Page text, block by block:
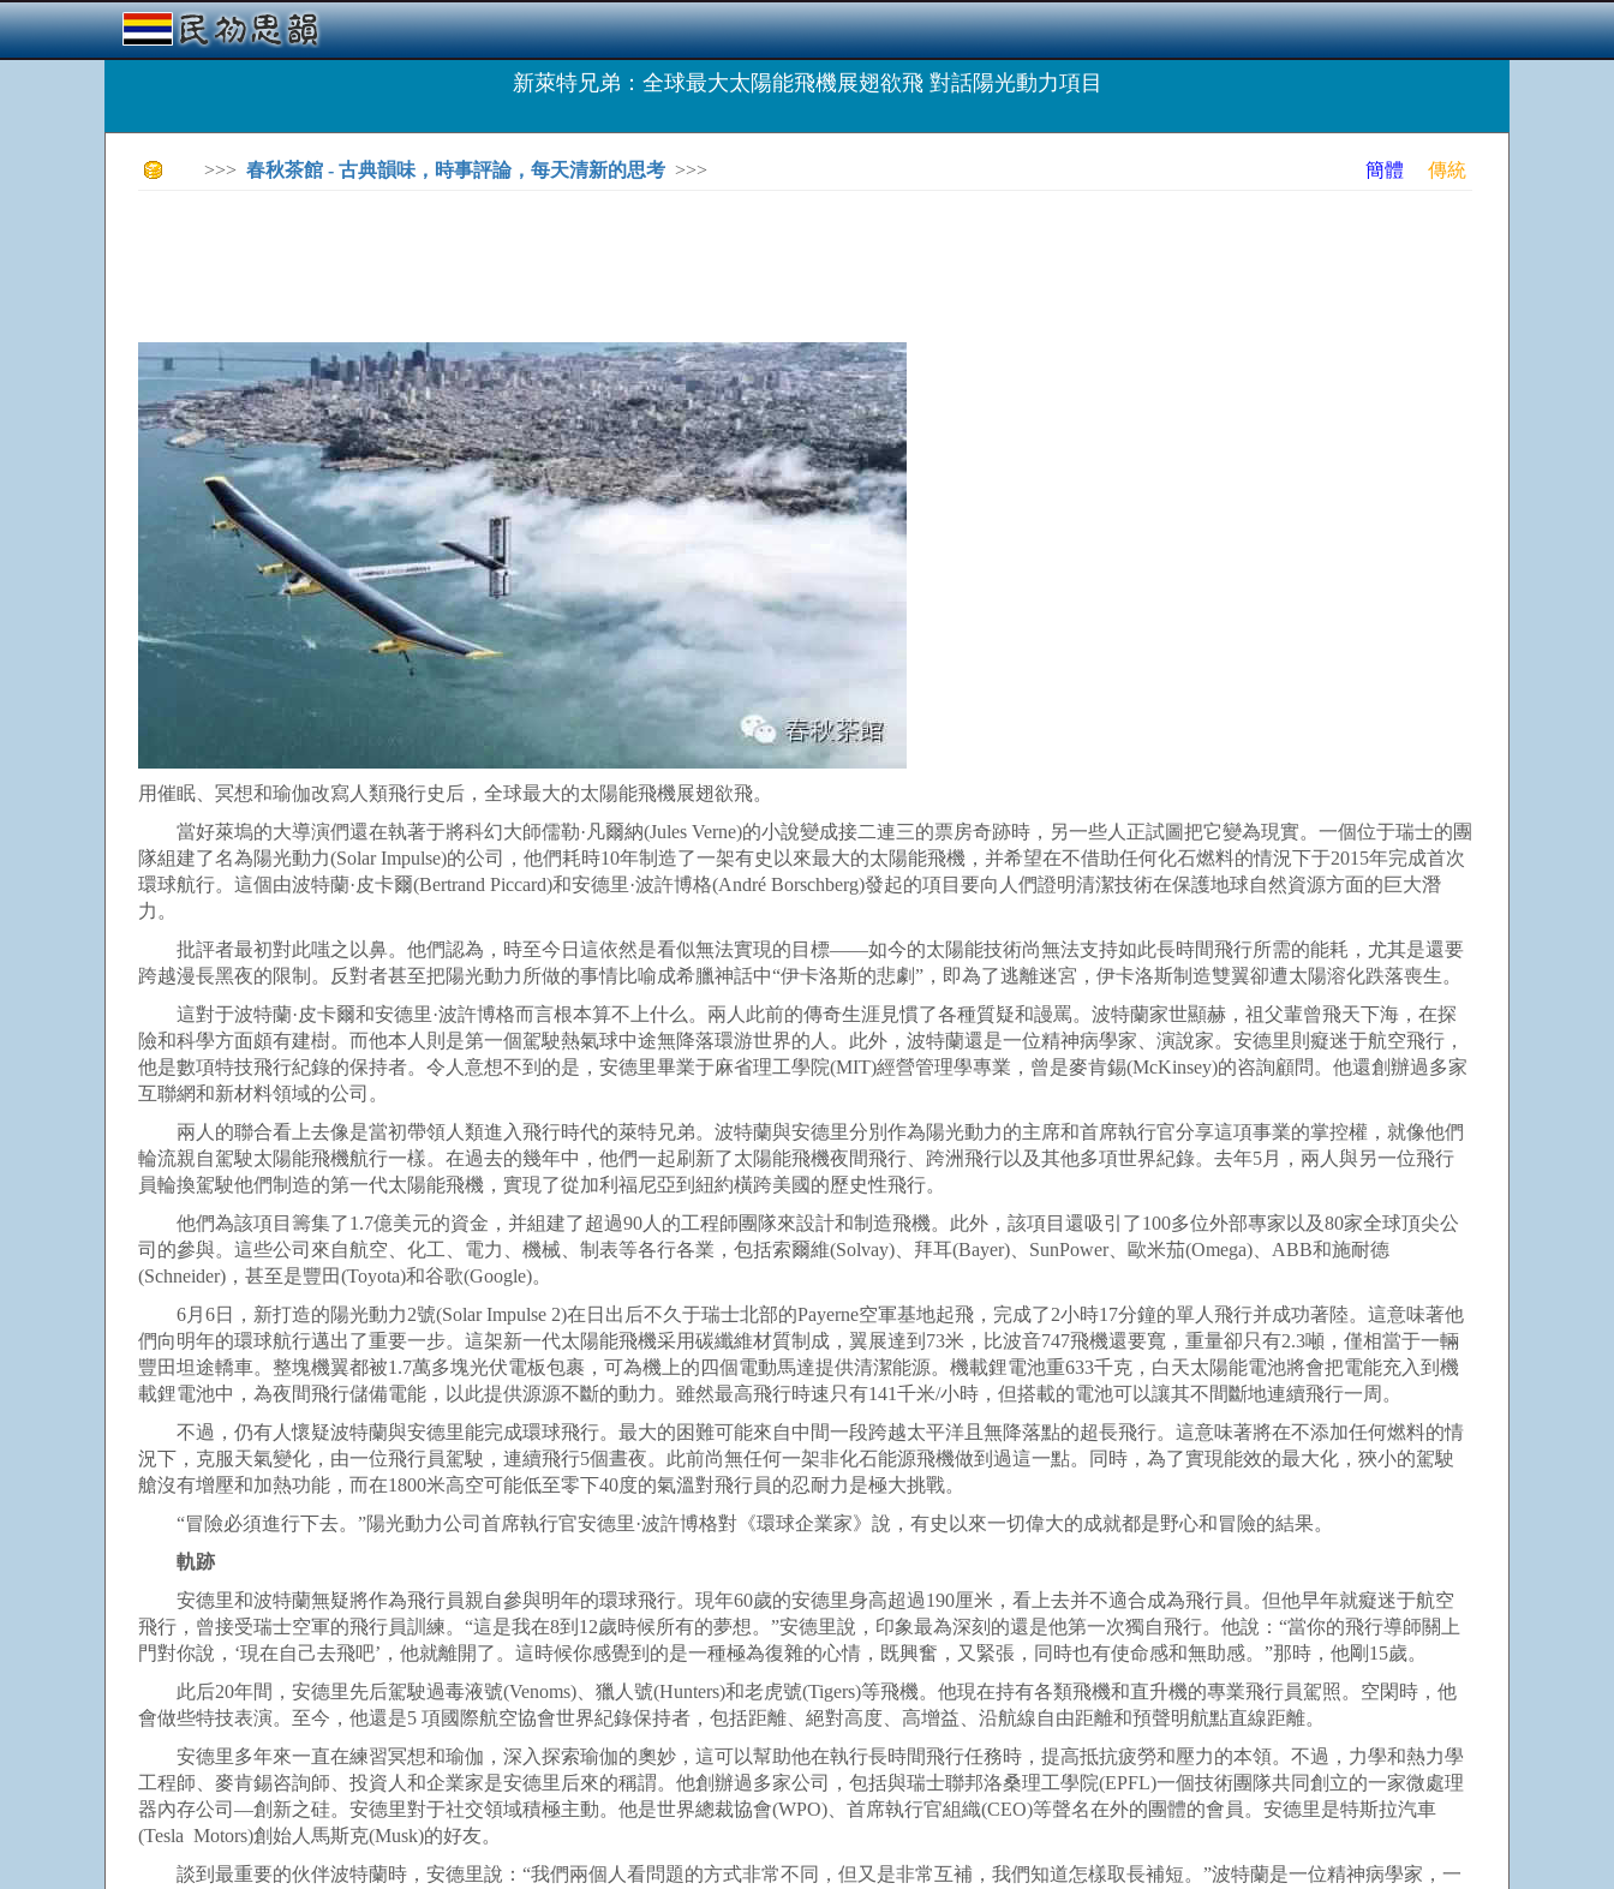
新萊特兄弟：全球最大太陽能飛機展翅欲飛 對話陽光動力項目
>>> 春秋茶館 - 古典韻味，時事評論，每天清新的思考 >>> 簡體 傳統
用催眠、冥想和瑜伽改寫人類飛行史后，全球最大的太陽能飛機展翅欲飛。
當好萊塢的大導演們還在執著于將科幻大師儒勒·凡爾納(Jules Verne)的小說變成接二連三的票房奇跡時，另一些人正試圖把它變為現實。一個位于瑞士的團
隊組建了名為陽光動力(Solar Impulse)的公司，他們耗時10年制造了一架有史以來最大的太陽能飛機，并希望在不借助任何化石燃料的情況下于2015年完成首次
環球航行。這個由波特蘭·皮卡爾(Bertrand Piccard)和安德里·波許博格(André Borschberg)發起的項目要向人們證明清潔技術在保護地球自然資源方面的巨大潛
力。
批評者最初對此嗤之以鼻。他們認為，時至今日這依然是看似無法實現的目標——如今的太陽能技術尚無法支持如此長時間飛行所需的能耗，尤其是還要
跨越漫長黑夜的限制。反對者甚至把陽光動力所做的事情比喻成希臘神話中“伊卡洛斯的悲劇”，即為了逃離迷宮，伊卡洛斯制造雙翼卻遭太陽溶化跌落喪生。
這對于波特蘭·皮卡爾和安德里·波許博格而言根本算不上什么。兩人此前的傳奇生涯見慣了各種質疑和謾罵。波特蘭家世顯赫，祖父輩曾飛天下海，在探
險和科學方面頗有建樹。而他本人則是第一個駕駛熱氣球中途無降落環游世界的人。此外，波特蘭還是一位精神病學家、演說家。安德里則癡迷于航空飛行，
他是數項特技飛行紀錄的保持者。令人意想不到的是，安德里畢業于麻省理工學院(MIT)經營管理學專業，曾是麥肯錫(McKinsey)的咨詢顧問。他還創辦過多家
互聯網和新材料領域的公司。
兩人的聯合看上去像是當初帶領人類進入飛行時代的萊特兄弟。波特蘭與安德里分別作為陽光動力的主席和首席執行官分享這項事業的掌控權，就像他們
輪流親自駕駛太陽能飛機航行一樣。在過去的幾年中，他們一起刷新了太陽能飛機夜間飛行、跨洲飛行以及其他多項世界紀錄。去年5月，兩人與另一位飛行
員輪換駕駛他們制造的第一代太陽能飛機，實現了從加利福尼亞到紐約橫跨美國的歷史性飛行。
他們為該項目籌集了1.7億美元的資金，并組建了超過90人的工程師團隊來設計和制造飛機。此外，該項目還吸引了100多位外部專家以及80家全球頂尖公
司的參與。這些公司來自航空、化工、電力、機械、制表等各行各業，包括索爾維(Solvay)、拜耳(Bayer)、SunPower、歐米茄(Omega)、ABB和施耐德
(Schneider)，甚至是豐田(Toyota)和谷歌(Google)。
6月6日，新打造的陽光動力2號(Solar Impulse 2)在日出后不久于瑞士北部的Payerne空軍基地起飛，完成了2小時17分鐘的單人飛行并成功著陸。這意味著他
們向明年的環球航行邁出了重要一步。這架新一代太陽能飛機采用碳纖維材質制成，翼展達到73米，比波音747飛機還要寬，重量卻只有2.3噸，僅相當于一輛
豐田坦途轎車。整塊機翼都被1.7萬多塊光伏電板包裹，可為機上的四個電動馬達提供清潔能源。機載鋰電池重633千克，白天太陽能電池將會把電能充入到機
載鋰電池中，為夜間飛行儲備電能，以此提供源源不斷的動力。雖然最高飛行時速只有141千米/小時，但搭載的電池可以讓其不間斷地連續飛行一周。
不過，仍有人懷疑波特蘭與安德里能完成環球飛行。最大的困難可能來自中間一段跨越太平洋且無降落點的超長飛行。這意味著將在不添加任何燃料的情
況下，克服天氣變化，由一位飛行員駕駛，連續飛行5個晝夜。此前尚無任何一架非化石能源飛機做到過這一點。同時，為了實現能效的最大化，狹小的駕駛
艙沒有增壓和加熱功能，而在1800米高空可能低至零下40度的氣溫對飛行員的忍耐力是極大挑戰。
“冒險必須進行下去。”陽光動力公司首席執行官安德里·波許博格對《環球企業家》說，有史以來一切偉大的成就都是野心和冒險的結果。
軌跡
安德里和波特蘭無疑將作為飛行員親自參與明年的環球飛行。現年60歲的安德里身高超過190厘米，看上去并不適合成為飛行員。但他早年就癡迷于航空
飛行，曾接受瑞士空軍的飛行員訓練。“這是我在8到12歲時候所有的夢想。”安德里說，印象最為深刻的還是他第一次獨自飛行。他說：“當你的飛行導師關上
門對你說，‘現在自己去飛吧’，他就離開了。這時候你感覺到的是一種極為復雜的心情，既興奮，又緊張，同時也有使命感和無助感。”那時，他剛15歲。
此后20年間，安德里先后駕駛過毒液號(Venoms)、獵人號(Hunters)和老虎號(Tigers)等飛機。他現在持有各類飛機和直升機的專業飛行員駕照。空閑時，他
會做些特技表演。至今，他還是5 項國際航空協會世界紀錄保持者，包括距離、絕對高度、高增益、沿航線自由距離和預聲明航點直線距離。
安德里多年來一直在練習冥想和瑜伽，深入探索瑜伽的奧妙，這可以幫助他在執行長時間飛行任務時，提高抵抗疲勞和壓力的本領。不過，力學和熱力學
工程師、麥肯錫咨詢師、投資人和企業家是安德里后來的稱謂。他創辦過多家公司，包括與瑞士聯邦洛桑理工學院(EPFL)一個技術團隊共同創立的一家微處理
器內存公司—創新之硅。安德里對于社交領域積極主動。他是世界總裁協會(WPO)、首席執行官組織(CEO)等聲名在外的團體的會員。安德里是特斯拉汽車
(Tesla Motors)創始人馬斯克(Musk)的好友。
談到最重要的伙伴波特蘭時，安德里說：“我們兩個人看問題的方式非常不同，但又是非常互補，我們知道怎樣取長補短。”波特蘭是一位精神病學家，一